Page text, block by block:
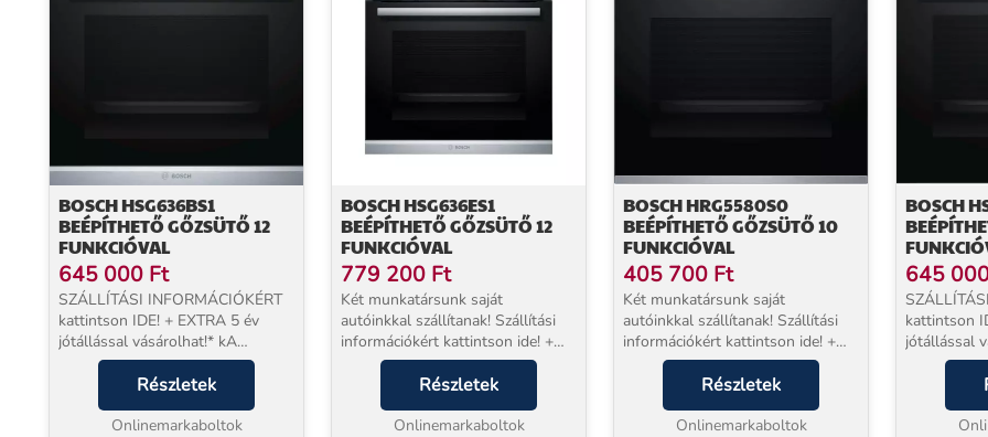
BOSCH HSG636BS1
BEÉPÍTHETŐ GŐZSÜTŐ 12
FUNKCIÓVAL
645 000 Ft
SZÁLLÍTÁSI INFORMÁCIÓKÉRT
kattintson IDE! + EXTRA 5 év
jótállással vásárolhat!* kA
megrendelt termékeket két SAJÁT
munkatársunk szállítja házhoz,
órapontosan, az ország egész
területén! Érzékelő sütő...
Részletek
Onlinemarkaboltok
BOSCH HSG636ES1
BEÉPÍTHETŐ GŐZSÜTŐ 12
FUNKCIÓVAL
779 200 Ft
Két munkatársunk saját
autóinkkal szállítanak! Szállítási
információkért kattintson ide! +
EXTRA 5 év jótállással
vásárolhat!* Beüzemelés
szolgáltatásunk a készülék mellé
NEM választható. Bosch HSG63...
Részletek
Onlinemarkaboltok
BOSCH HRG5580S0
BEÉPÍTHETŐ GŐZSÜTŐ 10
FUNKCIÓVAL
405 700 Ft
Két munkatársunk saját
autóinkkal szállítanak! Szállítási
információkért kattintson ide! +
EXTRA 5 év jótállással
vásárolhat!* Beüzemelés
szolgáltatásunk a készülék mellé
NEM választható. Bosch HRG55...
Részletek
Onlinemarkaboltok
BOSCH
645
kattintson
jótállással
területén!